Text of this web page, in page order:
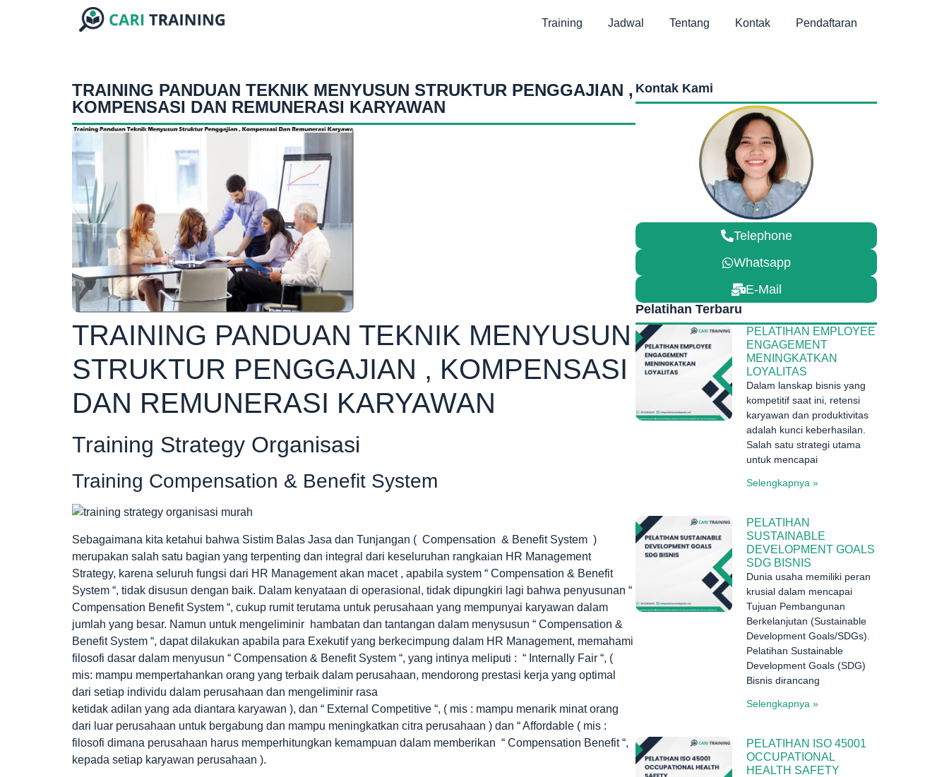
Training Jadwal Tentang Kontak Pendaftaran
TRAINING PANDUAN TEKNIK MENYUSUN STRUKTUR PENGGAJIAN ,
KOMPENSASI DAN REMUNERASI KARYAWAN
TRAINING PANDUAN TEKNIK MENYUSUN
STRUKTUR PENGGAJIAN , KOMPENSASI
DAN REMUNERASI KARYAWAN
Training Strategy Organisasi
Training Compensation & Benefit System
Sebagaimana kita ketahui bahwa Sistim Balas Jasa dan Tunjangan ( Compensation & Benefit System )
merupakan salah satu bagian yang terpenting dan integral dari keseluruhan rangkaian HR Management
Strategy, karena seluruh fungsi dari HR Management akan macet , apabila system “ Compensation & Benefit
System “, tidak disusun dengan baik. Dalam kenyataan di operasional, tidak dipungkiri lagi bahwa penyusunan “
Compensation Benefit System “, cukup rumit terutama untuk perusahaan yang mempunyai karyawan dalam
jumlah yang besar. Namun untuk mengeliminir hambatan dan tantangan dalam menysusun “ Compensation &
Benefit System “, dapat dilakukan apabila para Exekutif yang berkecimpung dalam HR Management, memahami
filosofi dasar dalam menyusun “ Compensation & Benefit System “, yang intinya meliputi : “ Internally Fair “, (
mis: mampu mempertahankan orang yang terbaik dalam perusahaan, mendorong prestasi kerja yang optimal
dari setiap individu dalam perusahaan dan mengeliminir rasa
ketidak adilan yang ada diantara karyawan ), dan “ External Competitive “, ( mis : mampu menarik minat orang
dari luar perusahaan untuk bergabung dan mampu meningkatkan citra perusahaan ) dan “ Affordable ( mis :
filosofi dimana perusahaan harus memperhitungkan kemampuan dalam memberikan “ Compensation Benefit “,
kepada setiap karyawan perusahaan ).
Kontak Kami
Telephone
Whatsapp
E-Mail
Pelatihan Terbaru
PELATIHAN EMPLOYEE
ENGAGEMENT
MENINGKATKAN
LOYALITAS
Dalam lanskap bisnis yang
kompetitif saat ini, retensi
karyawan dan produktivitas
adalah kunci keberhasilan.
Salah satu strategi utama
untuk mencapai
Selengkapnya »
PELATIHAN
SUSTAINABLE
DEVELOPMENT GOALS
SDG BISNIS
Dunia usaha memiliki peran
krusial dalam mencapai
Tujuan Pembangunan
Berkelanjutan (Sustainable
Development Goals/SDGs).
Pelatihan Sustainable
Development Goals (SDG)
Bisnis dirancang
Selengkapnya »
PELATIHAN ISO 45001
OCCUPATIONAL
HEALTH SAFETY